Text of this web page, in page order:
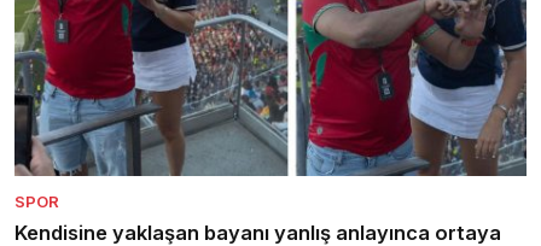
SPOR
Kendisine yaklaşan bayanı yanlış anlayınca ortaya